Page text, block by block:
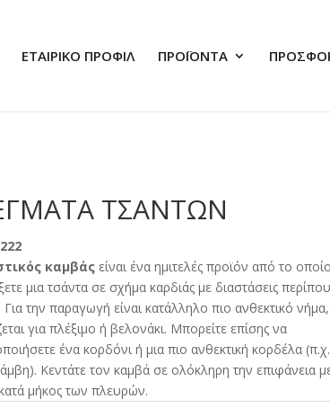
ΕΤΑΙΡΙΚΟ ΠΡΟΦΙΛ ΠΡΟΪΟΝΤΑ
ΤΣΑΝΤΩΝ
καμβάςείναι ένα ημιτελές προϊόν από το
μια τσάντα σε σχήμα καρδιάς με διαστάσεις
Για την παραγωγή είναι κατάλληλο πιο ανθεκτικό
για πλέξιμο ή βελονάκι. Μπορείτε επίσης να
ένα κορδόνι ή μια πιο ανθεκτική κορδέλα (π.χ.
Κεντάτε τον καμβά σε ολόκληρη την επιφάνεια
μήκος των πλευρών.